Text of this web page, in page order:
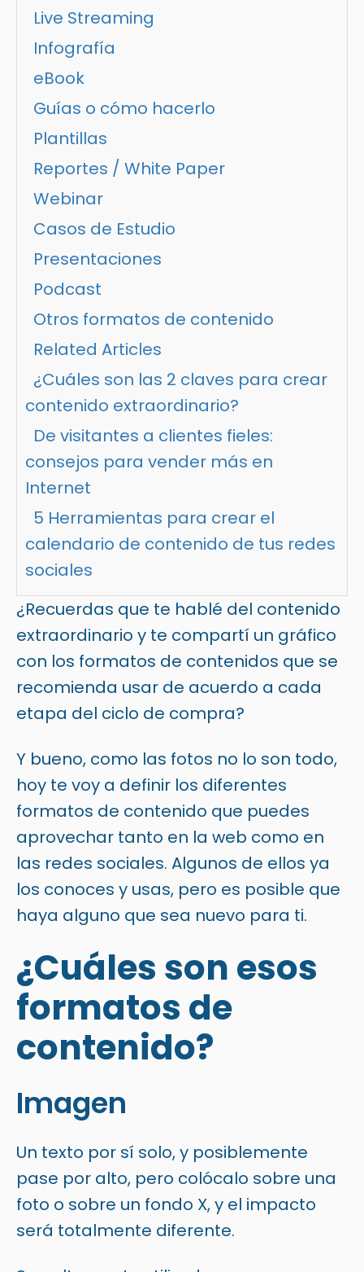
Live Streaming
Infografía
eBook
Guías o cómo hacerlo
Plantillas
Reportes / White Paper
Webinar
Casos de Estudio
Presentaciones
Podcast
Otros formatos de contenido
Related Articles
¿Cuáles son las 2 claves para crear
contenido extraordinario?
De visitantes a clientes fieles:
consejos para vender más en
Internet
5 Herramientas para crear el
calendario de contenido de tus redes
sociales
¿Recuerdas que te hablé del contenido
extraordinario y te compartí un gráfico
con los formatos de contenidos que se
recomienda usar de acuerdo a cada
etapa del ciclo de compra?
Y bueno, como las fotos no lo son todo,
hoy te voy a definir los diferentes
formatos de contenido que puedes
aprovechar tanto en la web como en
las redes sociales. Algunos de ellos ya
los conoces y usas, pero es posible que
haya alguno que sea nuevo para ti.
¿Cuáles son esos
formatos de
contenido?
Imagen
Un texto por sí solo, y posiblemente
pase por alto, pero colócalo sobre una
foto o sobre un fondo X, y el impacto
será totalmente diferente.